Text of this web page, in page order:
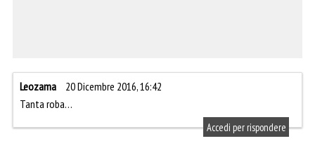
Leozama
20 Dicembre 2016, 16:42
Tanta roba…
Accedi per rispondere